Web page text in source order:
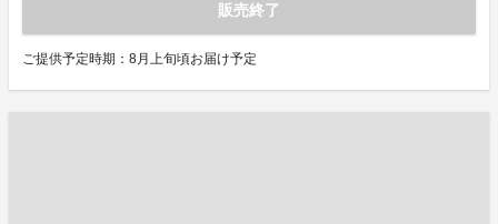
販売終了
ご提供予定時期：8月上旬頃お届け予定